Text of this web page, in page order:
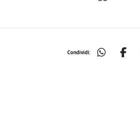
Condividi: